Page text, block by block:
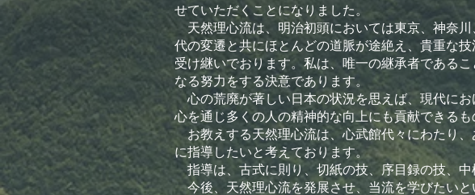
せていただくことになりました。
天然理心流は、明治初頭においては東京、神奈
代の変遷と共にほとんどの道脈が途絶え、貴重な
受け継いでおります。私は、唯一の継承者である
なる努力をする決意であります。
心の荒廃が著しい日本の状況を思えば、現代にお
心を通じ多くの人の精神的な向上にも貢献できるも
お教えする天然理心流は、心武館代々にわたり
に指導したいと考えております。
指導は、古式に則り、切紙の技、序目録の技、中
今後、天然理心流を発展させ、当流を学びたいと